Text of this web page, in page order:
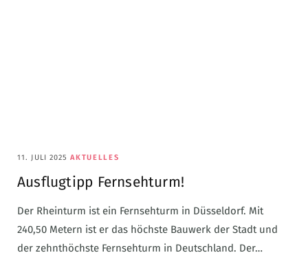
11. JULI 2025 AKTUELLES
Ausflugtipp Fernsehturm!
Der Rheinturm ist ein Fernsehturm in Düsseldorf. Mit
240,50 Metern ist er das höchste Bauwerk der Stadt und
der zehnthöchste Fernsehturm in Deutschland. Der…